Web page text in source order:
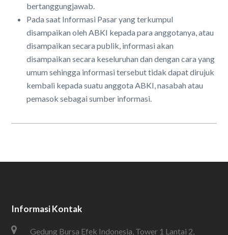
bertanggungjawab.
Pada saat Informasi Pasar yang terkumpul
disampaikan oleh ABKI kepada para anggotanya, atau
disampaikan secara publik, informasi akan
disampaikan secara keseluruhan dan dengan cara yang
umum sehingga informasi tersebut tidak dapat dirujuk
kembali kepada suatu anggota ABKI, nasabah atau
pemasok sebagai sumber informasi.
Informasi Kontak
Gedung Bursa Efek Indonesia, Tower 1 Lantai 2,